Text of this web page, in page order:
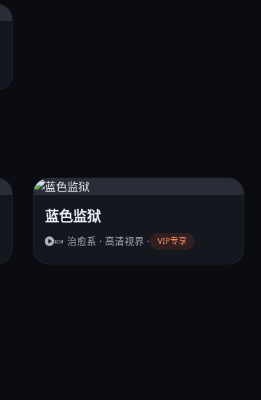
蓝色监狱
🍬 治愈系 · 高清视界 · VIP专享